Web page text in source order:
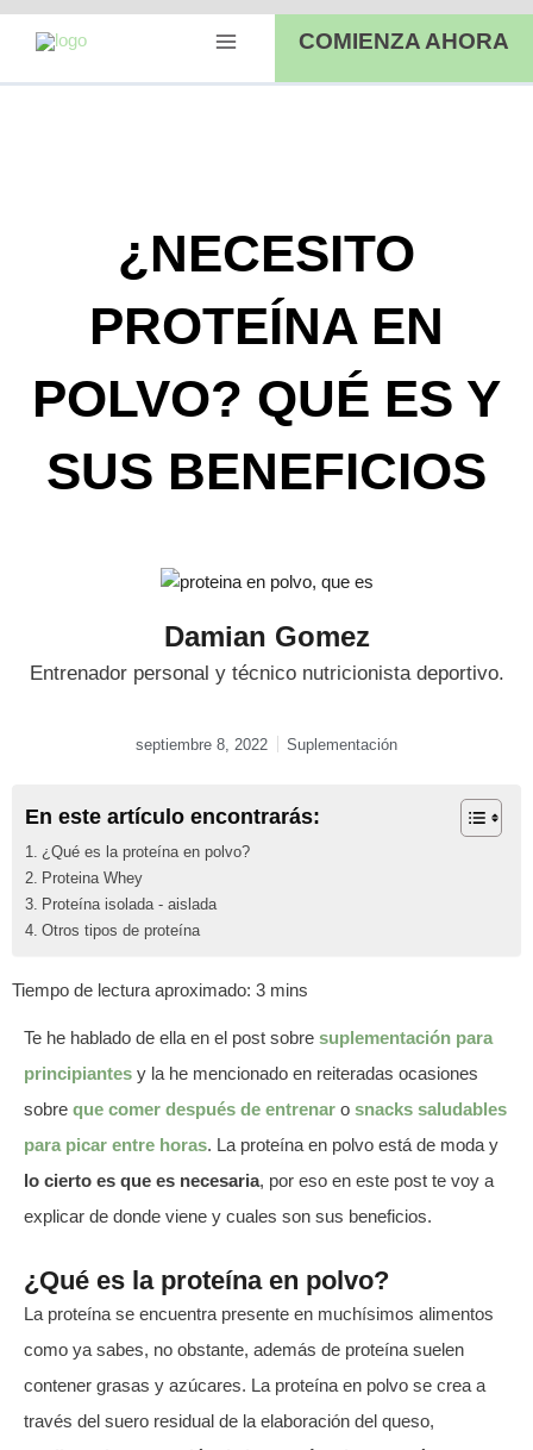
Ir
Main
COMIENZA AHORA
¿NECESITO
PROTEÍNA EN
POLVO? QUÉ ES Y
SUS BENEFICIOS
Damian Gomez
Entrenador personal y técnico nutricionista deportivo.
septiembre 8, 2022 Suplementación
En este artículo encontrarás:
¿Qué es la proteína en polvo?
Proteina Whey
Proteína isolada - aislada
Otros tipos de proteína
Te he hablado de ella en el post sobre suplementación para
principiantes y la he mencionado en reiteradas ocasiones
sobre que comer después de entrenar o snacks saludables
para picar entre horas. La proteína en polvo está de moda y
lo cierto es que es necesaria, por eso en este post te voy a
explicar de donde viene y cuales son sus beneficios.
¿Qué es la proteína en polvo?
La proteína se encuentra presente en muchísimos alimentos
como ya sabes, no obstante, además de proteína suelen
contener grasas y azúcares. La proteína en polvo se crea a
través del suero residual de la elaboración del queso,